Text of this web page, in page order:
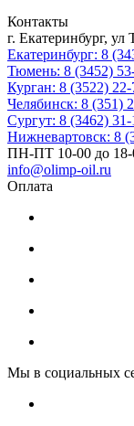
Контакты
г. Екатеринбург, ул
Екатеринбург: 8
Тюмень: 8 (3452)
Курган: 8 (3522)
Челябинск: 8 (351)
Сургут: 8 (3462) 31-
Нижневартовск: 8
ПН-ПТ 10-00 до 18-
info@olimp-oil.ru
Оплата
Мы в социальных